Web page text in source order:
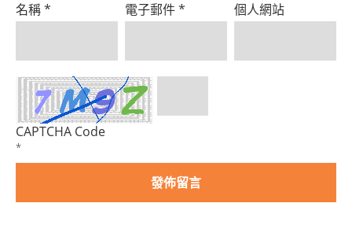
名稱* 電子郵件* 個人網站
CAPTCHA Code
*